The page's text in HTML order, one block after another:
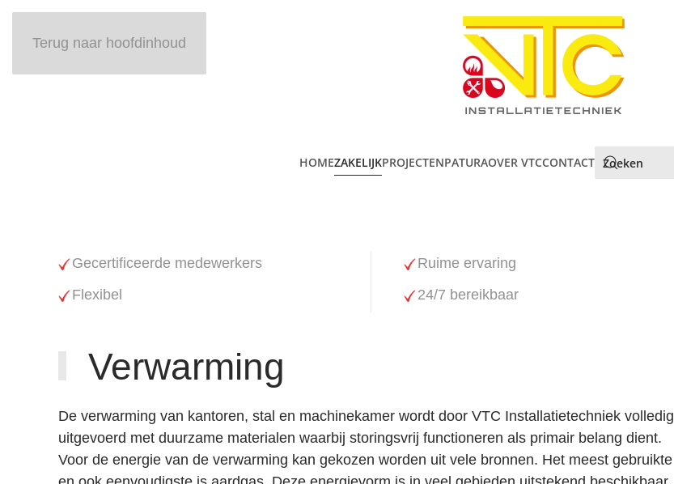
Terug naar hoofdinhoud
HOMEZAKELIJKPROJECTENPATURAOVER VTCCONTACT
Gecertificeerde medewerkers
Flexibel
Ruime ervaring
24/7 bereikbaar
Verwarming
De verwarming van kantoren, stal en machinekamer wordt door VTC Installatietechniek volledig
uitgevoerd met duurzame materialen waarbij storingsvrij functioneren als primair belang dient.
Voor de energie van de verwarming kan gekozen worden uit vele bronnen. Het meest gebruikte